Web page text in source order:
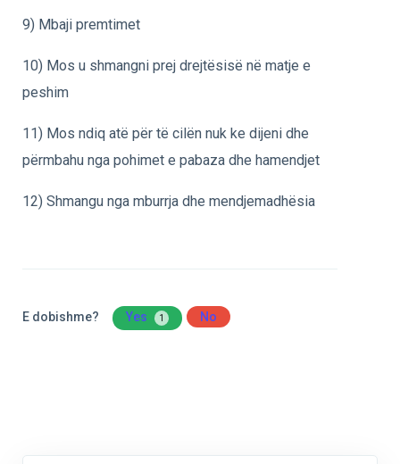
9) Mbaji premtimet
10) Mos u shmangni prej drejtësisë në matje e
peshim
11) Mos ndiq atë për të cilën nuk ke dijeni dhe
përmbahu nga pohimet e pabaza dhe hamendjet
12) Shmangu nga mburrja dhe mendjemadhësia
E dobishme? Yes 1 No